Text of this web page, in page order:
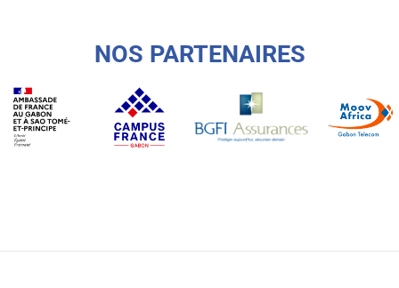
NOS PARTENAIRES